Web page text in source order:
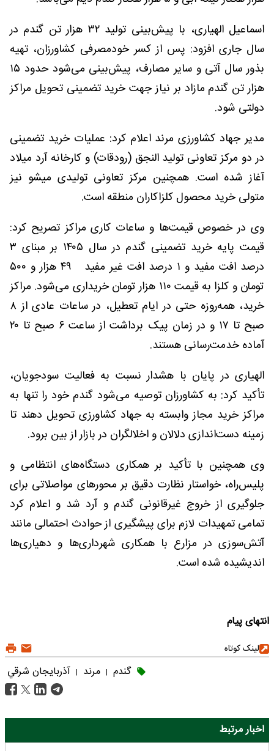
اسماعیل الهیاری، با پیش‌بینی تولید ۳۲ هزار تن گندم در
سال جاری افزود: پس از کسر خودمصرفی کشاورزان، تهیه
بذور سال آتی و سایر مصارف، پیش‌بینی می‌شود حدود ۱۵
هزار تن گندم مازاد بر نیاز جهت خرید تضمینی تحویل مراکز
دولتی شود.
مدیر جهاد کشاورزی مرند اعلام کرد: عملیات خرید تضمینی
در دو مرکز تعاونی تولید النجق (رودقات) و کارخانه آرد میلاد
آغاز شده است. همچنین مرکز تعاونی تولیدی میشو نیز
متولی خرید محصول کلزاکاران منطقه است.
وی در خصوص قیمت‌ها و ساعات کاری مراکز تصریح کرد:
قیمت پایه خرید تضمینی گندم در سال ۱۴۰۵ بر مبنای ۳
درصد افت مفید و ۱ درصد افت غیر مفید ۴۹ هزار و ۵۰۰
تومان و کلزا به قیمت ۱۱۰ هزار تومان خریداری می‌شود. مراکز
خرید، همه‌روزه حتی در ایام تعطیل، در ساعات عادی از ۸
صبح تا ۱۷ و در زمان پیک برداشت از ساعت ۶ صبح تا ۲۰
آماده خدمت‌رسانی هستند.
الهیاری در پایان با هشدار نسبت به فعالیت سودجویان،
تأکید کرد: به کشاورزان توصیه می‌شود گندم خود را تنها به
مراکز خرید مجاز وابسته به جهاد کشاورزی تحویل دهند تا
زمینه دست‌اندازی دلالان و اخلالگران در بازار از بین برود.
وی همچنین با تأکید بر همکاری دستگاه‌های انتظامی و
پلیس‌راه، خواستار نظارت دقیق بر محورهای مواصلاتی برای
جلوگیری از خروج غیرقانونی گندم و آرد شد و اعلام کرد
تمامی تمهیدات لازم برای پیشگیری از حوادث احتمالی مانند
آتش‌سوزی در مزارع با همکاری شهرداری‌ها و دهیاری‌ها
اندیشیده شده است.
انتهای پیام
لینک کوتاه
گندم | مرند | آذربايجان شرقي
اخبار مرتبط